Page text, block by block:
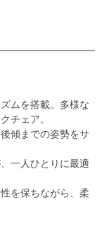
ムを搭載。多様な
チェア。
傾までの姿勢をサ
一人ひとりに最適
を保ちながら、柔